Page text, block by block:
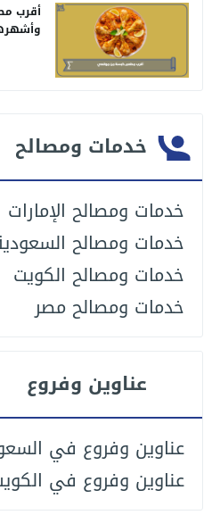
أقرب
وأشهرها
خدمات ومصالح
خدمات ومصالح الإمارات
خدمات ومصالح السعودية
خدمات ومصالح الكويت
خدمات ومصالح مصر
عناوين وفروع
عناوين وفروع في
عناوين وفروع في